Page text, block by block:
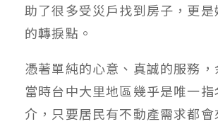
助了很多受災戶找到房子，更
的轉捩點。
憑著單純的心意、真誠的服務，
當時台中大里地區幾乎是唯一
介，只要居民有不動產需求都會